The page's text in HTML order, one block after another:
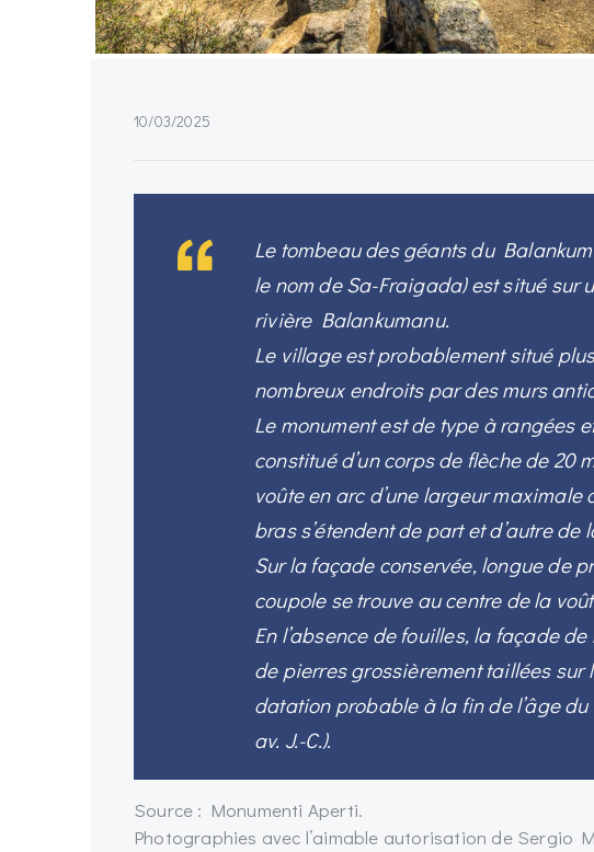
10/03/2025
Le tombeau des géants du
le nom de Sa-Fraigada) est situé sur
rivière Balankumanu.
Le village est probablement situé
nombreux endroits par des murs
Le monument est de type à rangées
constitué d’un corps de flèche de 20
voûte en arc d’une largeur maximale
bras s’étendent de part et d’autre de
Sur la façade conservée, longue de
coupole se trouve au centre de la
En l’absence de fouilles, la façade
de pierres grossièrement taillées sur
datation probable à la fin de l’âge
av. J.-C.).
Source : Monumenti Aperti.
Photographies avec l’aimable autorisation de Sergio